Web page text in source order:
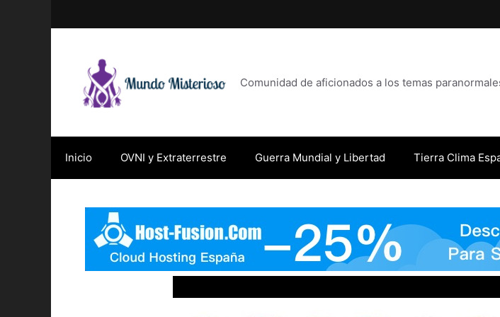
Comunidad de aficionados a los temas
Inicio OVNI y Extraterrestre Guerra Mundial y Libertad Tierra Clima